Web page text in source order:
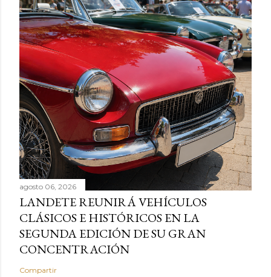
agosto 06, 2026
LANDETE REUNIRÁ VEHÍCULOS
CLÁSICOS E HISTÓRICOS EN LA
SEGUNDA EDICIÓN DE SU GRAN
CONCENTRACIÓN
Compartir